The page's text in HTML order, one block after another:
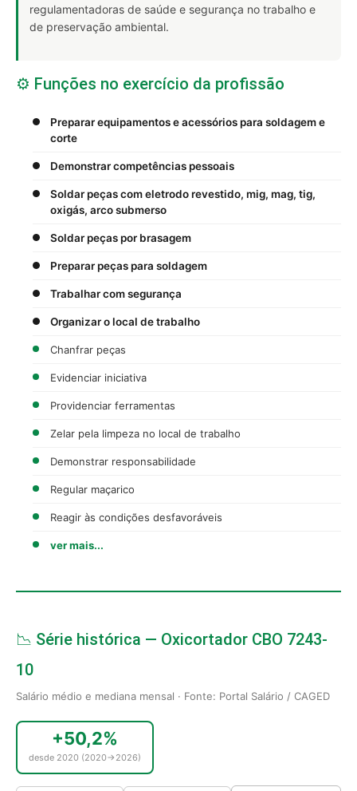
regulamentadoras de saúde e segurança no trabalho e
de preservação ambiental.
⚙️ Funções no exercício da profissão
Preparar equipamentos e acessórios para soldagem e
corte
Demonstrar competências pessoais
Soldar peças com eletrodo revestido, mig, mag, tig,
oxigás, arco submerso
Soldar peças por brasagem
Preparar peças para soldagem
Trabalhar com segurança
Organizar o local de trabalho
Chanfrar peças
Evidenciar iniciativa
Providenciar ferramentas
Zelar pela limpeza no local de trabalho
Demonstrar responsabilidade
Regular maçarico
Reagir às condições desfavoráveis
ver mais...
📉 Série histórica — Oxicortador CBO 7243-
10
Salário médio e mediana mensal · Fonte: Portal Salário / CAGED
+50,2%
desde 2020 (2020→2026)